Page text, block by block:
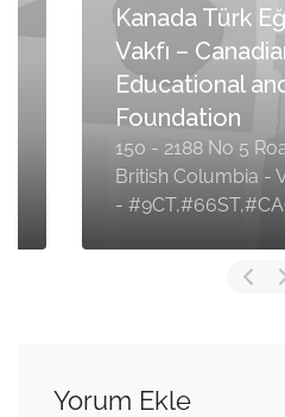
Kanada Türk
Vakfı – Canadian
Educational and
Foundation
150 - 2188 No 5 Road
British Columbia - V6X
- #9CT,#66ST,#CACO
Yorum Ekle